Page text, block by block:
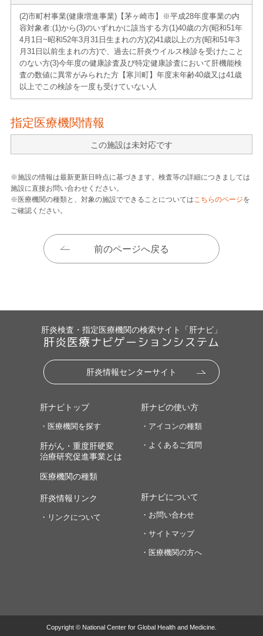
(2)市町村事業(健康増進事業)【茅ヶ崎市】※平成28年度事業の内
容 対象者:(1)から(3)のいずれかに該当する方 (1)40歳の方(昭和51年
4月1日~昭和52年3月31日生まれの方) (2)41歳以上の方(昭和51年3
月31日以前生まれの方)で、過去に肝炎ウイルス検診を受けたこと
のない方 (3)今年度の健康診査及び特定健康診査において肝機能検
査の数値に異常がみられた方 【寒川町】年度末年齢40歳又は41歳
以上でこの検診を一度も受けていない人
指定医療機関情報
この施設は未対応です
※施設の情報は最新更新日時点に基づきます。検査等の詳細につきましては
施設に直接お問い合わせください。
※医療機関の種類と、対象の施設でできることについてはこちらのページを
ご確認ください。
前のページへ戻る
肝炎検査・指定医療機関の検索サイト「肝ナビ」
肝炎医療ナビゲーションシステム
肝炎情報センターサイト
肝ナビトップ
・医療機関を探す
肝がん・重度肝硬変
治療研究促進事業とは
医療機関の種類
肝ナビの使い方
・アイコンの種類
・よくあるご質問
肝炎情報リンク
・リンクについて
肝ナビについて
・お問い合わせ
・サイトマップ
・医療機関の方へ
Copyright © National Center for Global Health and Medicine.